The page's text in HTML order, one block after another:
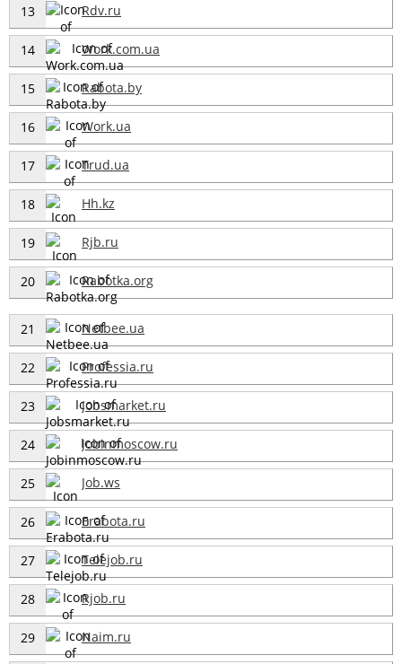
13 Rdv.ru
14 Work.com.ua
15 Rabota.by
16 Work.ua
17 Trud.ua
18 Hh.kz
19 Rjb.ru
20 Rabotka.org
21 Netbee.ua
22 Professia.ru
23 Jobsmarket.ru
24 Jobinmoscow.ru
25 Job.ws
26 Erabota.ru
27 Telejob.ru
28 Rjob.ru
29 Naim.ru